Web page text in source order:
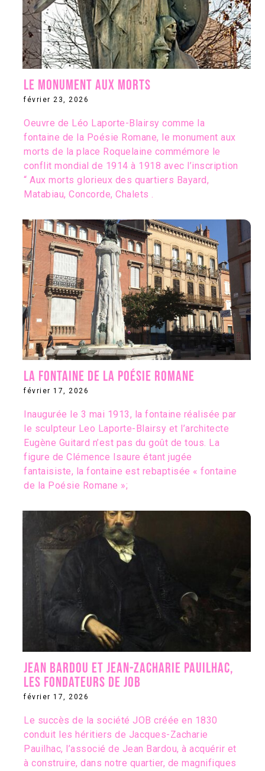
Le monument aux morts
février 23, 2026
Oeuvre de Léo Laporte-Blairsy comme la
fontaine de la Poésie Romane, le monument aux
morts de la place Roquelaine commémore le
conflit mondial de 1914 à 1918 avec l’inscription
“ Aux morts glorieux des quartiers Bayard,
Matabiau, Concorde, Chalets .
La fontaine de la Poésie Romane
février 17, 2026
Inaugurée le 3 mai 1913, la fontaine réalisée par
le sculpteur Leo Laporte-Blairsy et l’architecte
Eugène Guitard n’est pas du goût de tous. La
figure de Clémence Isaure étant jugée
fantaisiste, la fontaine est rebaptisée « fontaine
de la Poésie Romane »;
Jean Bardou et Jean-Zacharie Pauilhac,
les fondateurs de JOB
février 17, 2026
Le succès de la société JOB créée en 1830
conduit les héritiers de Jacques-Zacharie
Pauilhac, l’associé de Jean Bardou, à acquérir et
à construire, dans notre quartier, de magnifiques